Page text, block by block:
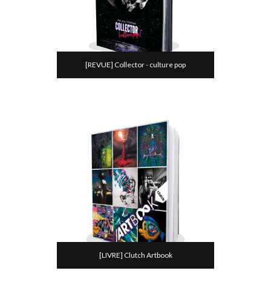
[REVUE] Collector - culture pop
[LIVRE] Clutch Artbook